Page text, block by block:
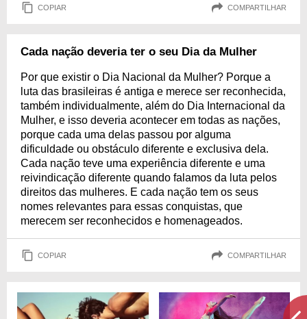
COPIAR COMPARTILHAR
Cada nação deveria ter o seu Dia da Mulher
Por que existir o Dia Nacional da Mulher? Porque a
luta das brasileiras é antiga e merece ser reconhecida,
também individualmente, além do Dia Internacional da
Mulher, e isso deveria acontecer em todas as nações,
porque cada uma delas passou por alguma
dificuldade ou obstáculo diferente e exclusiva dela.
Cada nação teve uma experiência diferente e uma
reivindicação diferente quando falamos da luta pelos
direitos das mulheres. E cada nação tem os seus
nomes relevantes para essas conquistas, que
merecem ser reconhecidos e homenageados.
COPIAR COMPARTILHAR